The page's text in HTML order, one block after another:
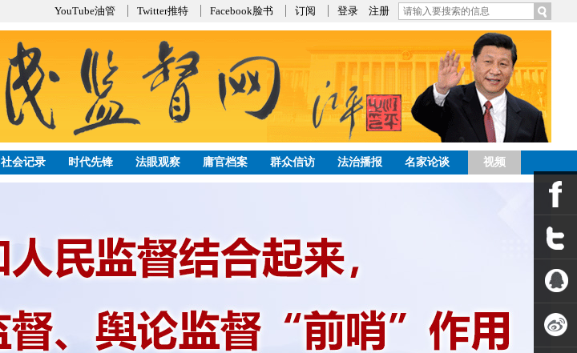
YouTube油管 Twitter推特 Facebook脸书 订阅 登录 注册
社会记录 时代先锋 法眼观察 庸官档案
群众信访
发帖
法治播报 名家论谈
视频
Facebook
Twitter
QQ空间